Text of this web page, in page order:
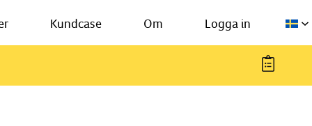
Kundcase Om Logga in